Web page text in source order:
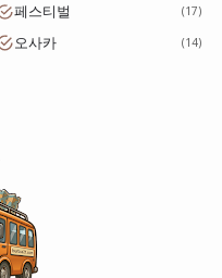
페스티벌 17
오사카 14